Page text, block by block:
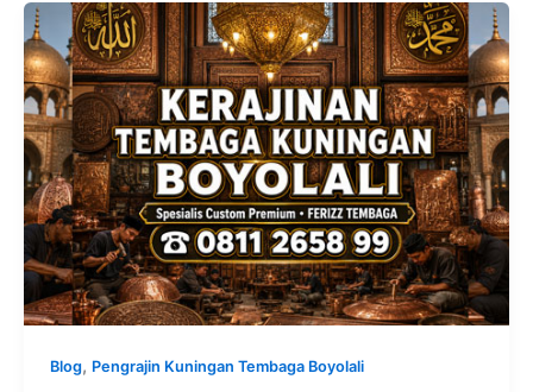
Blog, Pengrajin Kuningan Tembaga Boyolali